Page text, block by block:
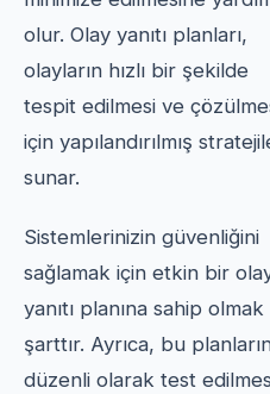
olur. Olay yanıtı planları,
olayların hızlı bir şekilde
tespit edilmesi ve
için yapılandırılmış
sunar.
Sistemlerinizin güvenliğini
sağlamak için etkin bir
yanıtı planına sahip olmak
şarttır. Ayrıca, bu
düzenli olarak test